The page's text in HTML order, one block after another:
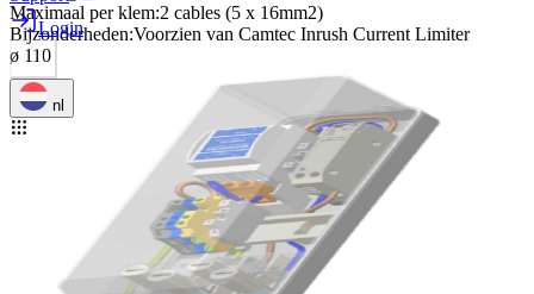
Login
nl
Maximaal per klem:2 cables (5 x 16mm2)
Bijzonderheden:Voorzien van Camtec Inrush Current Limiter
ø 110